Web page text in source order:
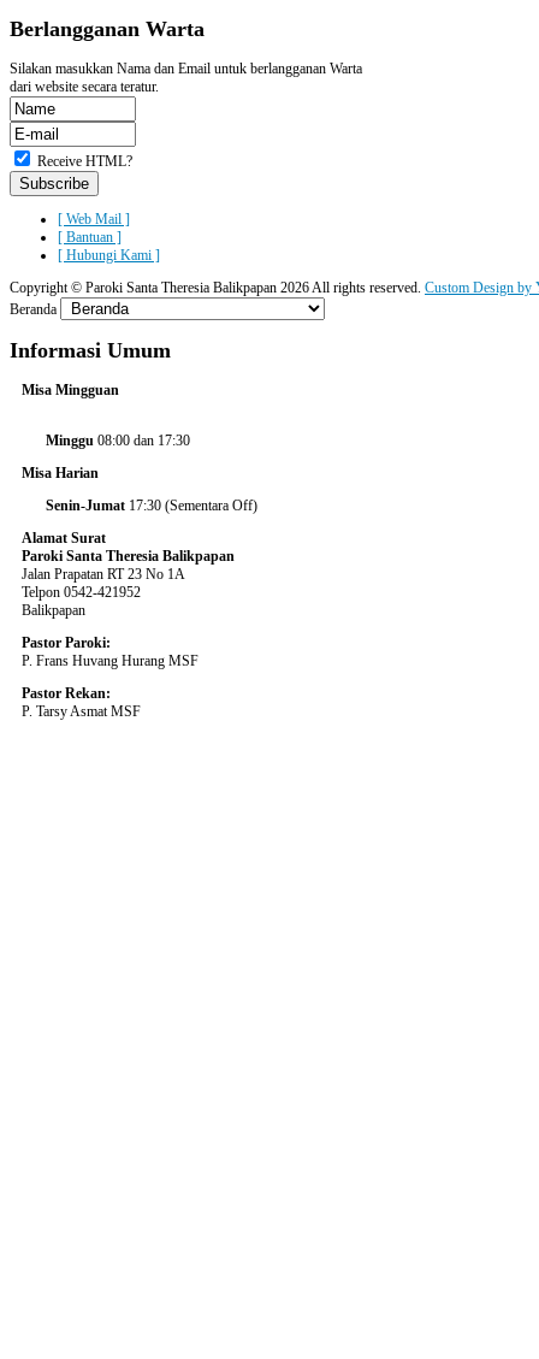
Berlangganan Warta
Silakan masukkan Nama dan Email untuk berlangganan Warta
dari website secara teratur.
Receive HTML?
[ Web Mail ]
[ Bantuan ]
[ Hubungi Kami ]
Copyright © Paroki Santa Theresia Balikpapan 2026 All rights reserved. Custom Design by
Beranda
Informasi Umum
Misa Mingguan
Minggu 08:00 dan 17:30
Misa Harian
Senin-Jumat 17:30 (Sementara Off)
Alamat Surat
Paroki Santa Theresia Balikpapan
Jalan Prapatan RT 23 No 1A
Telpon 0542-421952
Balikpapan
Pastor Paroki:
P. Frans Huvang Hurang MSF
Pastor Rekan:
P. Tarsy Asmat MSF